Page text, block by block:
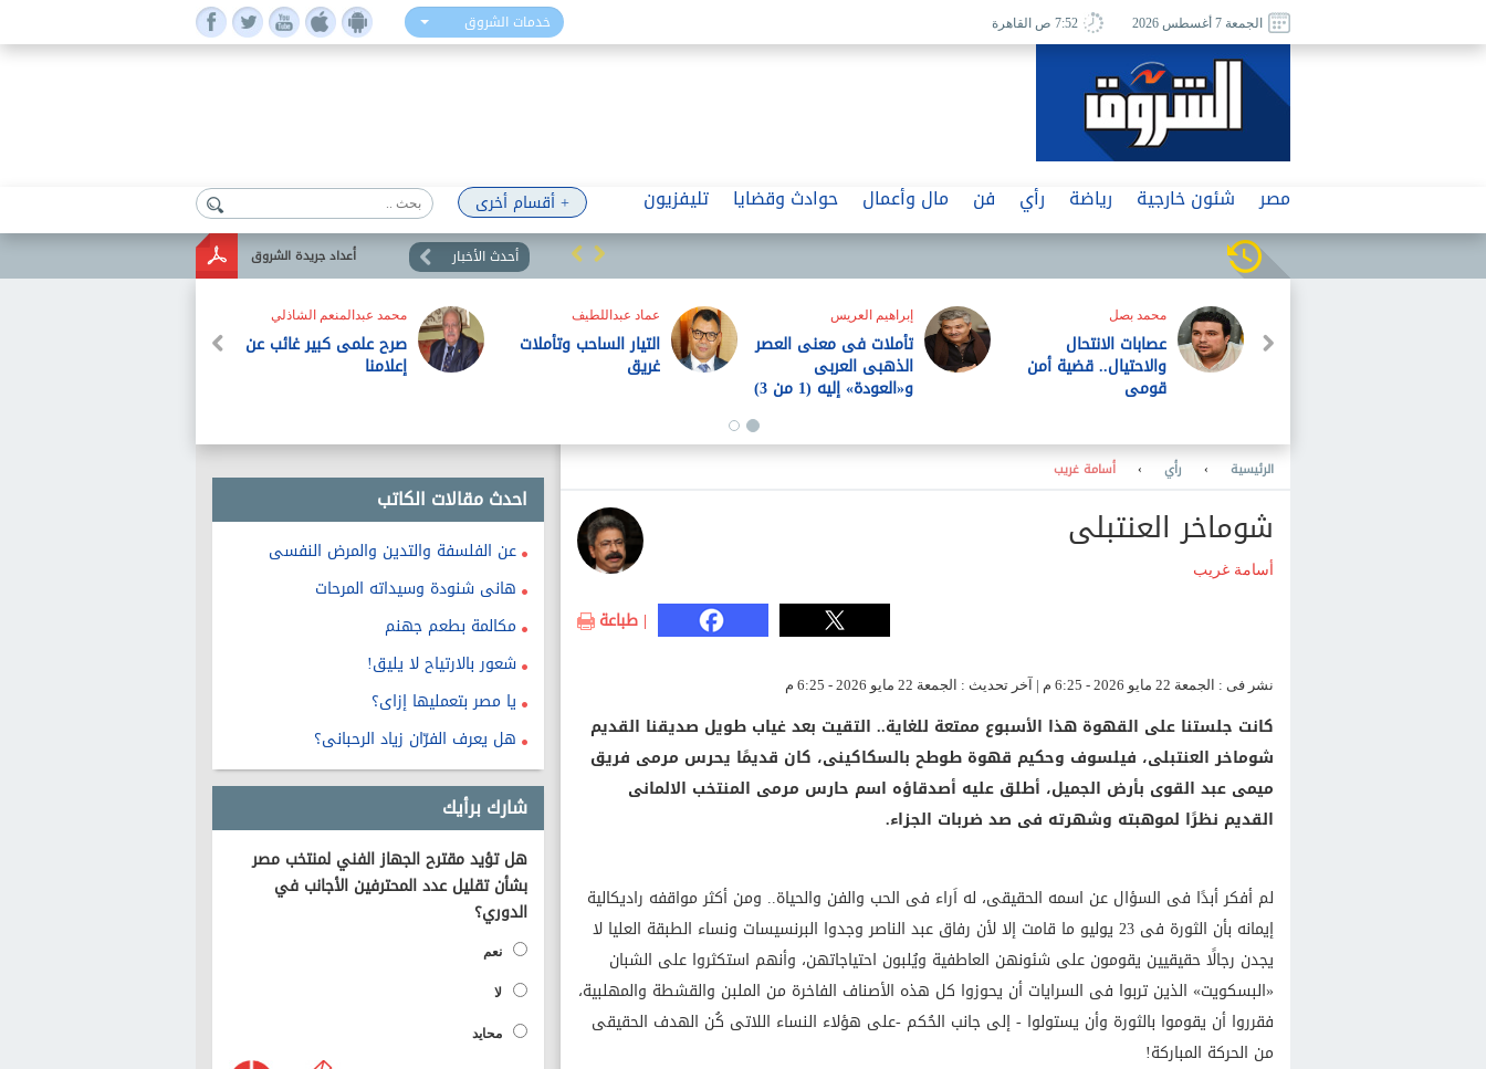
خدمات الشروق الجمعة 7 أغسطس 2026 7:52 ص القاهرة
+ أقسام أخرى مصر شئون خارجية رياضة رأي فن مال وأعمال حوادث وقضايا تليفزيون
أعداد جريدة الشروق أحدث الأخبار
محمد بصل
عصابات الانتحال
والاحتيال.. قضية أمن
قومى
إبراهيم العريس
تأملات فى معنى العصر
الذهبى العربى
و«العودة» إليه (1 من 3)
عماد عبداللطيف
التيار الساحب وتأملات
غريق
محمد عبدالمنعم الشاذلي
صرح علمى كبير غائب عن
إعلامنا
احدث مقالات الكاتب
عن الفلسفة والتدين والمرض النفسى
هانى شنودة وسيداته المرحات
مكالمة بطعم جهنم
شعور بالارتياح لا يليق!
يا مصر بتعمليها إزاى؟
هل يعرف الفرّان زياد الرحبانى؟
شارك برأيك
هل تؤيد مقترح الجهاز الفني لمنتخب مصر
بشأن تقليل عدد المحترفين الأجانب في
الدوري؟
نعم
لا
محايد
الرئيسية › رأي › أسامة غريب
شوماخر العنتبلى
أسامة غريب
| طباعة
نشر فى : الجمعة 22 مايو 2026 - 6:25 م | آخر تحديث : الجمعة 22 مايو 2026 - 6:25 م
كانت جلستنا على القهوة هذا الأسبوع ممتعة للغاية.. التقيت بعد غياب طويل صديقنا القديم
شوماخر العنتبلى، فيلسوف وحكيم قهوة طوطح بالسكاكينى، كان قديمًا يحرس مرمى فريق
ميمى عبد القوى بأرض الجميل، أطلق عليه أصدقاؤه اسم حارس مرمى المنتخب الالمانى
القديم نظرًا لموهبته وشهرته فى صد ضربات الجزاء.
لم أفكر أبدًا فى السؤال عن اسمه الحقيقى، له اَراء فى الحب والفن والحياة.. ومن أكثر مواقفه راديكالية
إيمانه بأن الثورة فى 23 يوليو ما قامت إلا لأن رفاق عبد الناصر وجدوا البرنسيسات ونساء الطبقة العليا لا
يجدن رجالًا حقيقيين يقومون على شئونهن العاطفية ويُلبون احتياجاتهن، وأنهم استكثروا على الشبان
«البسكويت» الذين تربوا فى السرايات أن يحوزوا كل هذه الأصناف الفاخرة من الملبن والقشطة والمهلبية،
فقرروا أن يقوموا بالثورة وأن يستولوا - إلى جانب الحُكم -على هؤلاء النساء اللاتى كُن الهدف الحقيقى
من الحركة المباركة!